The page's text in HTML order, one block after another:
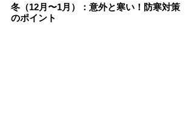
冬（12月〜1月）：意外と寒い！防寒対策
のポイント